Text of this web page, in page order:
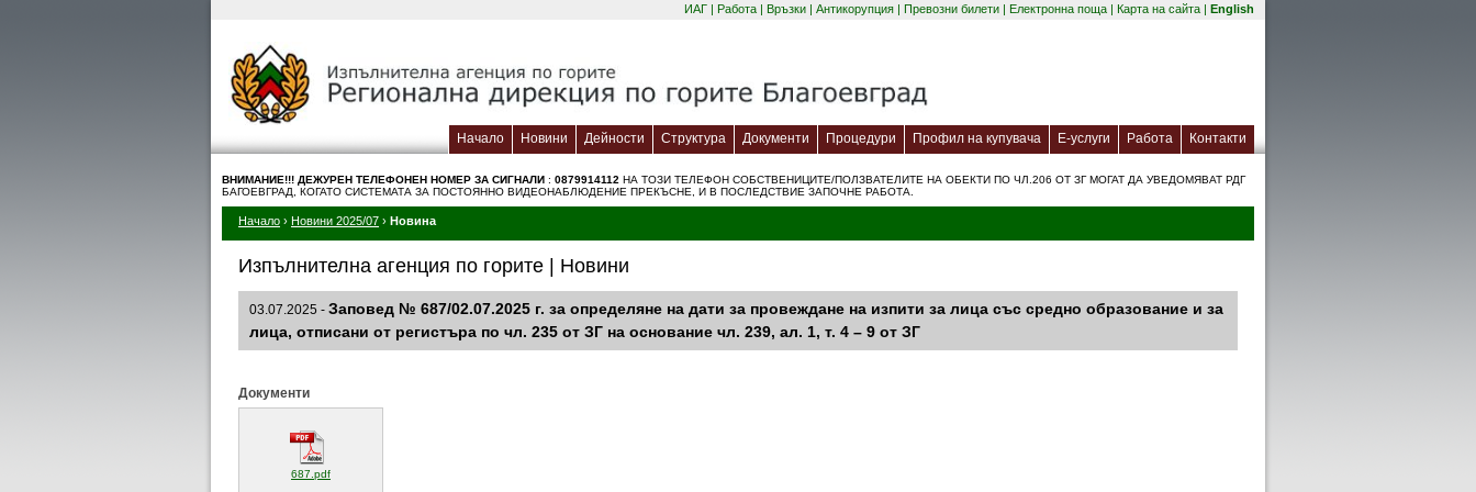
ИАГ | Работа | Връзки | Антикорупция | Превозни билети | Електронна поща (отваря се в нов прозорец)
| Карта на сайта | English
Начало Новини Дейности Структура Документи Процедури Профил на купувача (отваря се в нов прозорец)
Е-услуги (отваря се в нов прозорец)
Работа Контакти
ВНИМАНИЕ!!! ДЕЖУРЕН TЕЛЕФОНЕН НОМЕР ЗА СИГНАЛИ : 0879914112 НА ТОЗИ ТЕЛЕФОН СОБСТВЕНИЦИТЕ/ПОЛЗВАТЕЛИТЕ НА ОБЕКТИ ПО ЧЛ.206 ОТ ЗГ МОГАТ ДА УВЕДОМЯВАТ РДГ
БАГОЕВГРАД, КОГАТО СИСТЕМАТА ЗА ПОСТОЯННО ВИДЕОНАБЛЮДЕНИЕ ПРЕКЪСНЕ, И В ПОСЛЕДСТВИЕ ЗАПОЧНЕ РАБОТА.
Начало › Новини 2025/07 › Новина
Изпълнителна агенция по горите | Новини
03.07.2025 - Заповед № 687/02.07.2025 г. за определяне на дати за провеждане на изпити за лица със средно образование и за
лица, отписани от регистъра по чл. 235 от ЗГ на основание чл. 239, ал. 1, т. 4 – 9 от ЗГ
Документи
687.pdf(отваря се в нов прозорец)